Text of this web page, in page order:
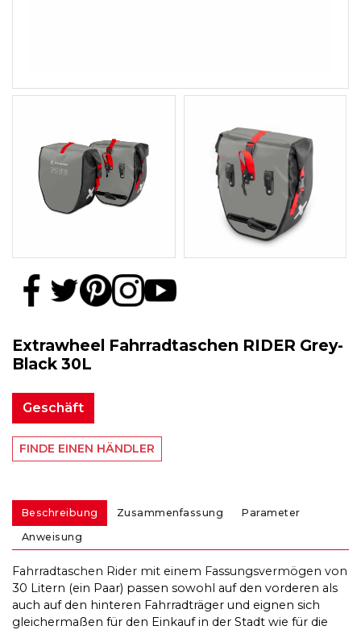
Extrawheel Fahrradtaschen RIDER Grey-
Black 30L
Geschäft
FINDE EINEN HÄNDLER
Beschreibung Zusammenfassung Parameter
Anweisung
Fahrradtaschen Rider mit einem Fassungsvermögen von
30 Litern (ein Paar) passen sowohl auf den vorderen als
auch auf den hinteren Fahrradträger und eignen sich
gleichermaßen für den Einkauf in der Stadt wie für die